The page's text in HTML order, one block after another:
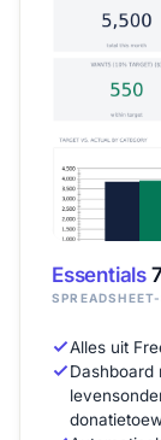
Essentials
Alles uit